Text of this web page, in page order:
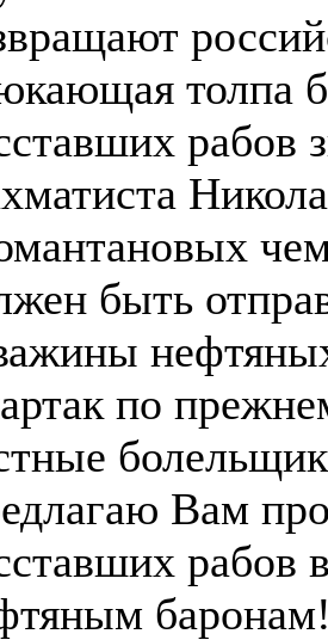
толпа
рабов
быть
по
Вам
рабов